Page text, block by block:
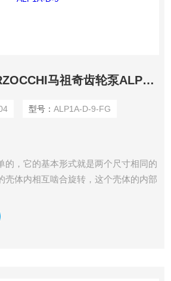
原装意大利MARZOCCHI马祖奇齿轮泵ALP1A-D-9
型号： ALP1A-D-9-FG
的，它的基本形式就是两个尺寸相同的
壳体内相互啮合旋转，这个壳体的内部